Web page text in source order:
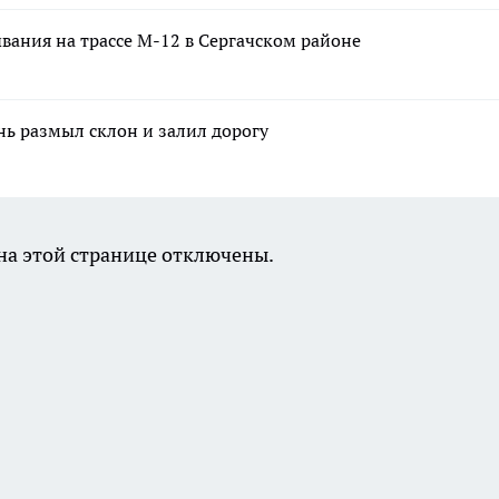
на трассе М-12 в Сергачском районе
размыл склон и залил дорогу
этой странице отключены.